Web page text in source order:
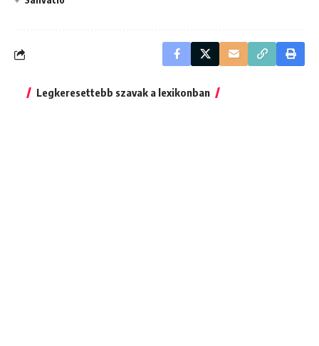
Legkeresettebb szavak a lexikonban